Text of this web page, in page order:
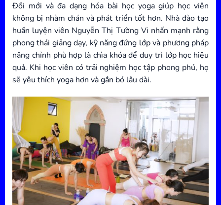
Đổi mới và đa dạng hóa bài học yoga giúp học viên
không bị nhàm chán và phát triển tốt hơn. Nhà đào tạo
huấn luyện viên Nguyễn Thị Tường Vi nhấn mạnh rằng
phong thái giảng dạy, kỹ năng đứng lớp và phương pháp
nâng chỉnh phù hợp là chìa khóa để duy trì lớp học hiệu
quả. Khi học viên có trải nghiệm học tập phong phú, họ
sẽ yêu thích yoga hơn và gắn bó lâu dài.